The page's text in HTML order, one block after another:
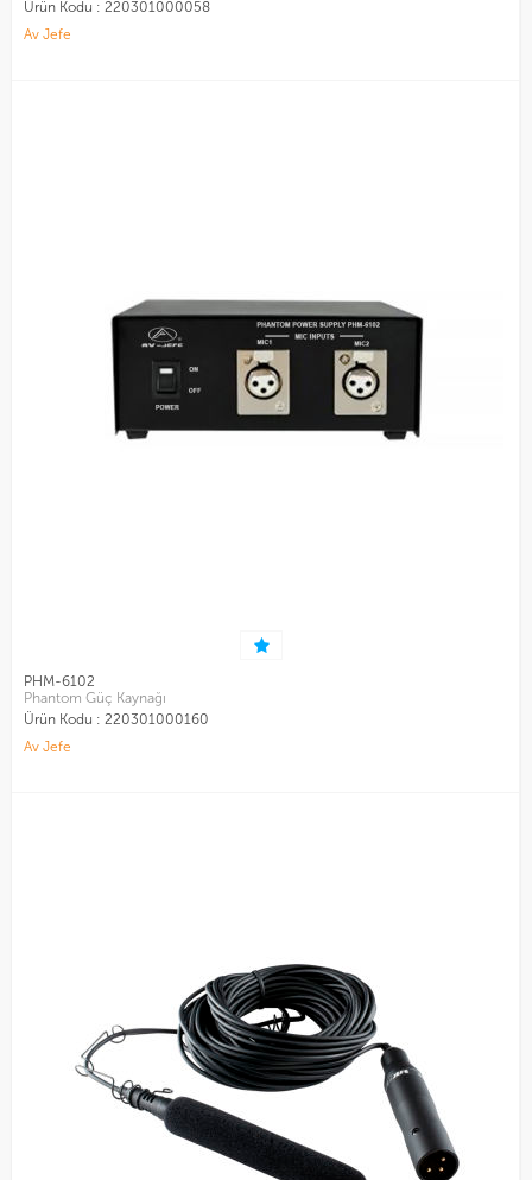
Ürün Kodu : 220301000058
Av Jefe
PHM-6102
Phantom Güç Kaynağı
Ürün Kodu : 220301000160
Av Jefe